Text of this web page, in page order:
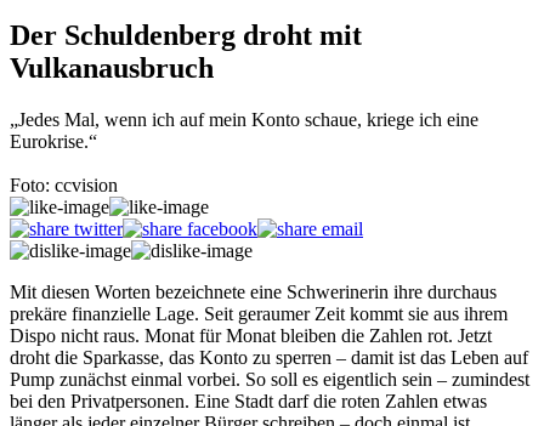
Der Schuldenberg droht mit
Vulkanausbruch
„Jedes Mal, wenn ich auf mein Konto schaue, kriege ich eine
Eurokrise.“
Foto: ccvision
Mit diesen Worten bezeichnete eine Schwerinerin ihre durchaus
prekäre finanzielle Lage. Seit geraumer Zeit kommt sie aus ihrem
Dispo nicht raus. Monat für Monat bleiben die Zahlen rot. Jetzt
droht die Sparkasse, das Konto zu sperren – damit ist das Leben auf
Pump zunächst einmal vorbei. So soll es eigentlich sein – zumindest
bei den Privatpersonen. Eine Stadt darf die roten Zahlen etwas